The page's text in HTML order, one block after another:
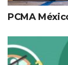
PCMA